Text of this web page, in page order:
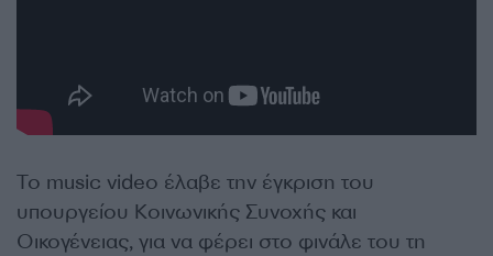
Το music video έλαβε την έγκριση του
υπουργείου Κοινωνικής Συνοχής και
Οικογένειας, για να φέρει στο φινάλε του τη